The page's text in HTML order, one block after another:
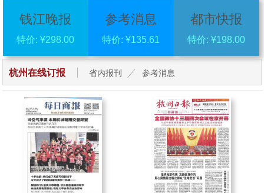
钱江晚报
特价: ¥298.00
参考消息
特价: ¥135.61
都市快报
特价: ¥198.00
杭州在线订报 省内报刊 参考消息